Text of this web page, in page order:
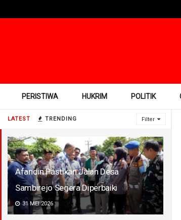
LATEST TRENDING Filter
Afandin Pastikan Jalan Desa
Sambirejo Segera Diperbaiki
31 MEI 2026
PERISTIWA HUKRIM POLITIK